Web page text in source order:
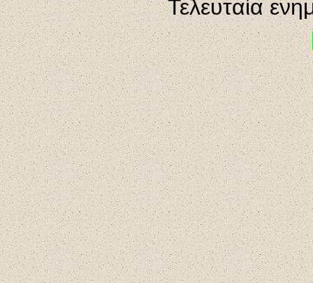
Τελευταία